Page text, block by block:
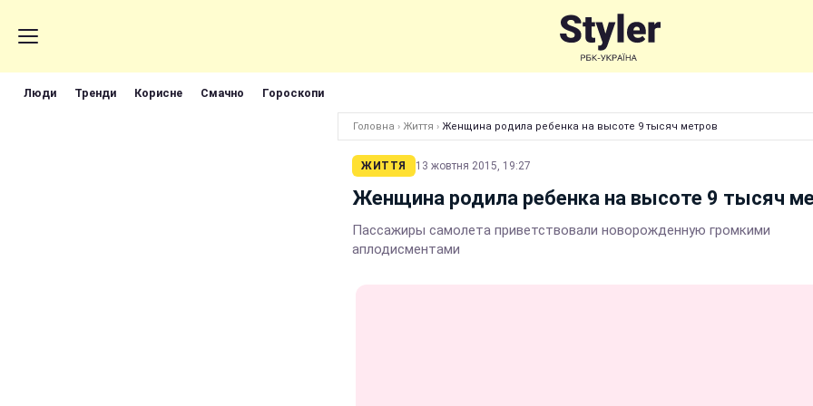
Люди Тренди Корисне Смачно Гороскопи
Головна › Життя › Женщина родила ребенка на высоте 9 тысяч метров
ЖИТТЯ 13 жовтня 2015, 19:27
Женщина родила ребенка на высоте 9 тысяч
Пассажиры самолета приветствовали новорожденную громкими
аплодисментами